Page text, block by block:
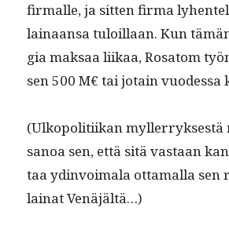
fir­malle, ja sit­ten fir­ma
lainaansa tuloil­laan. Kun
gia mak­saa liikaa, Rosatom
sen 500 M€ tai jotain vuodessa
(Ulkopoli­ti­ikan myller­ryk­ses­tä
sanoa sen, että sitä vas­taan
taa ydin­voimala otta­mal­la sen
lainat Venäjältä…)